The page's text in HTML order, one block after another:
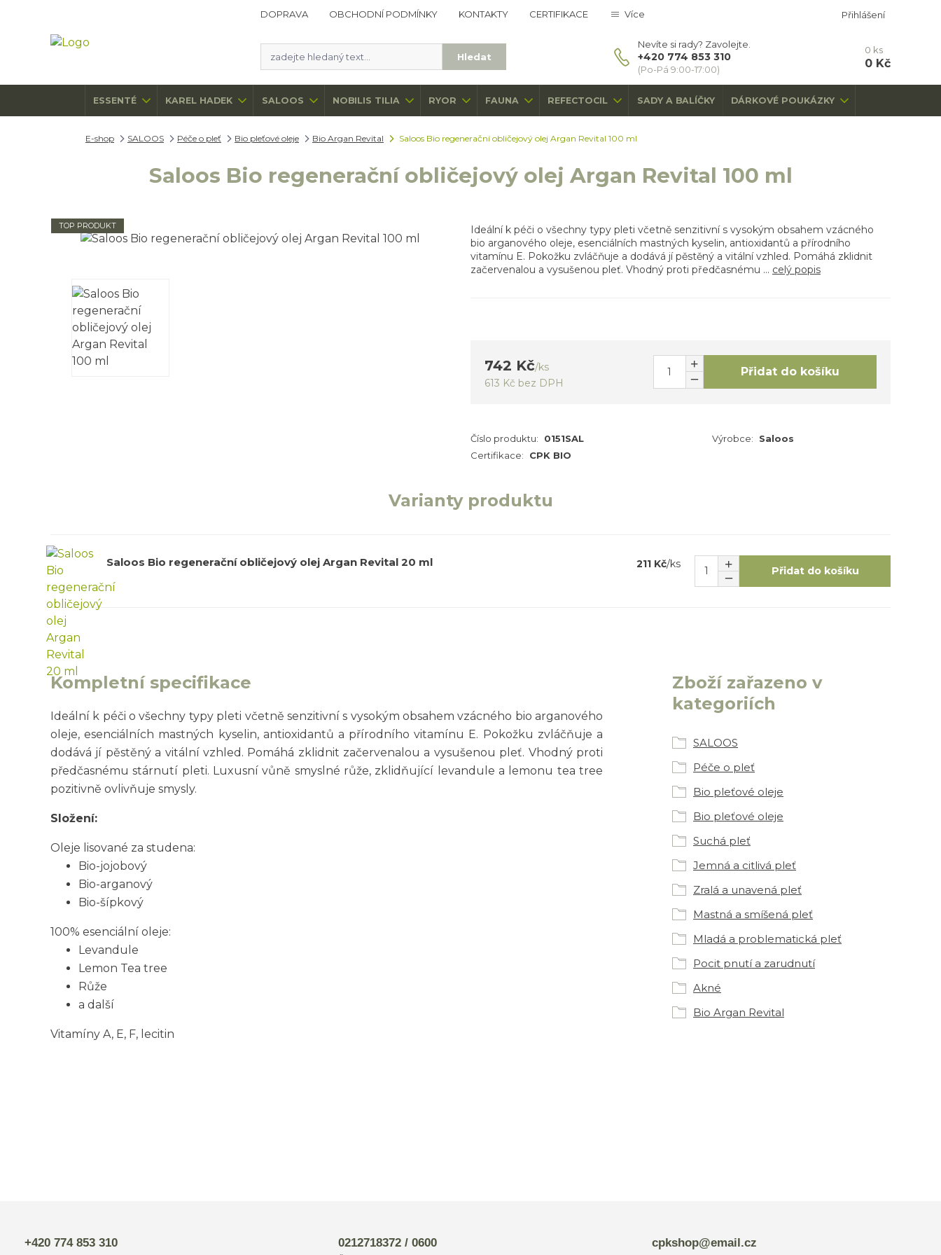
DOPRAVA OBCHODNÍ PODMÍNKY KONTAKTY CERTIFIKACE Více Přihlášení
Hledat
Nevíte si rady? Zavolejte.
+420 774 853 310
(Po-Pá 9:00-17:00)
0 ks
0 Kč
ESSENTÉ KAREL HADEK SALOOS NOBILIS TILIA RYOR FAUNA REFECTOCIL SADY A BALÍČKY DÁRKOVÉ POUKÁZKY
E-shop SALOOS Péče o pleť Bio pleťové oleje Bio Argan Revital Saloos Bio regenerační obličejový olej Argan Revital 100 ml
Saloos Bio regenerační obličejový olej Argan Revital 100 ml
TOP PRODUKT
Ideální k péči o všechny typy pleti včetně senzitivní s vysokým obsahem vzácného
bio arganového oleje, esenciálních mastných kyselin, antioxidantů a přírodního
vitamínu E. Pokožku zvláčňuje a dodává jí pěstěný a vitální vzhled. Pomáhá zklidnit
začervenalou a vysušenou pleť. Vhodný proti předčasnému ... celý popis
742 Kč/ks
613 Kč bez DPH
Přidat do košíku
Číslo produktu: 0151SAL Výrobce:
Saloos
Certifikace:
CPK BIO
Varianty produktu
Saloos Bio regenerační obličejový olej Argan Revital 20 ml 211 Kč/ks
Přidat do košíku
Kompletní specifikace
Ideální k péči o všechny typy pleti včetně senzitivní s vysokým obsahem vzácného bio arganového
oleje, esenciálních mastných kyselin, antioxidantů a přírodního vitamínu E. Pokožku zvláčňuje a
dodává jí pěstěný a vitální vzhled. Pomáhá zklidnit začervenalou a vysušenou pleť. Vhodný proti
předčasnému stárnutí pleti. Luxusní vůně smyslné růže, zklidňující levandule a lemonu tea tree
pozitivně ovlivňuje smysly.
Složení:
Oleje lisované za studena:
Bio-jojobový
Bio-arganový
Bio-šípkový
100% esenciální oleje:
Levandule
Lemon Tea tree
Růže
a další
Vitamíny A, E, F, lecitin
Zboží zařazeno v
kategoriích
SALOOS
Péče o pleť
Bio pleťové oleje
Bio pleťové oleje
Suchá pleť
Jemná a citlivá pleť
Zralá a unavená pleť
Mastná a smíšená pleť
Mladá a problematická pleť
Pocit pnutí a zarudnutí
Akné
Bio Argan Revital
+420 774 853 310 0212718372 / 0600 cpkshop@email.cz